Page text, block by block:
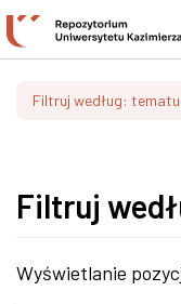
Filtruj według: tematu
Filtruj
Wyświetlanie